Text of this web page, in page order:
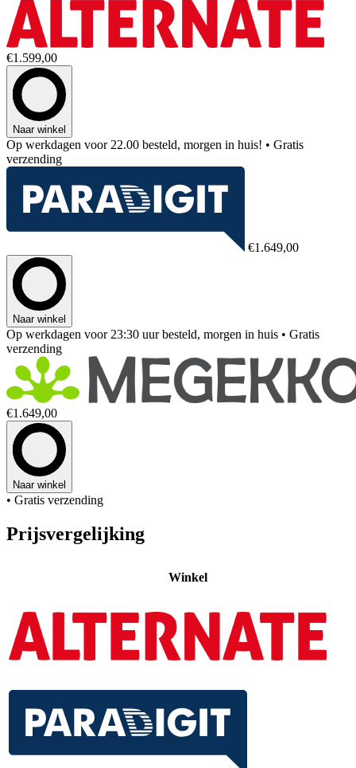
€1.599,00
Naar winkel
Op werkdagen voor 22.00 besteld, morgen in huis! • Gratis
verzending
€1.649,00
Naar winkel
Op werkdagen voor 23:30 uur besteld, morgen in huis • Gratis
verzending
€1.649,00
Naar winkel
• Gratis verzending
Prijsvergelijking
Winkel